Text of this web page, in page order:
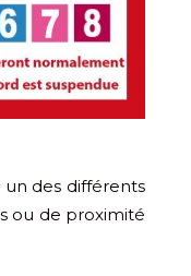
un des différents
ou de proximité